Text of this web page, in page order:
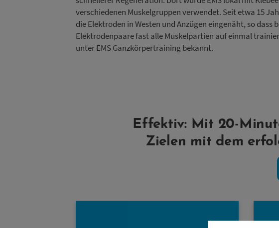
verschiedenen Muskelgruppen verwendet. Seit etwa 15
die Elektroden in Westen und Anzügen eingenäht, so dass
Elektrodenpaare fast alle Muskelpartien auf einmal
unter EMS Ganzkörpertraining bekannt.
Effektiv: Mit 20-
Zielen mit dem
StimaWELL® EMS bringt Deinen Körper